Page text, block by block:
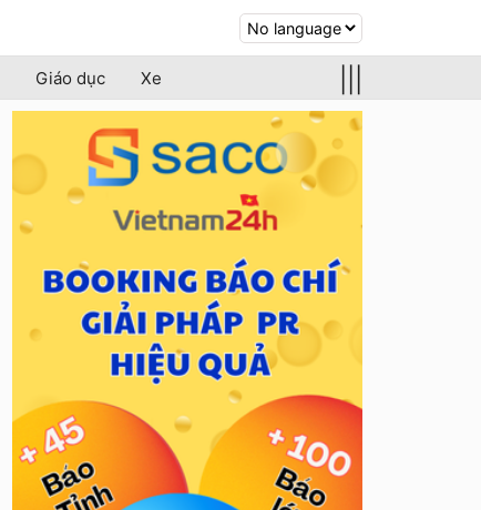
Giáo dục Xe